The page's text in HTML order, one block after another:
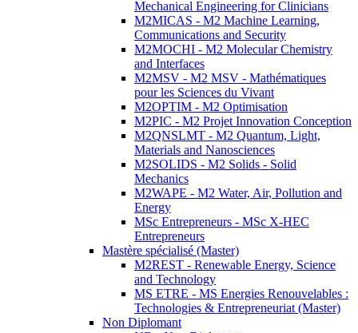
Mechanical Engineering for Clinicians
M2MICAS - M2 Machine Learning,
Communications and Security
M2MOCHI - M2 Molecular Chemistry
and Interfaces
M2MSV - M2 MSV - Mathématiques
pour les Sciences du Vivant
M2OPTIM - M2 Optimisation
M2PIC - M2 Projet Innovation Conception
M2QNSLMT - M2 Quantum, Light,
Materials and Nanosciences
M2SOLIDS - M2 Solids - Solid
Mechanics
M2WAPE - M2 Water, Air, Pollution and
Energy
MSc Entrepreneurs - MSc X-HEC
Entrepreneurs
Mastère spécialisé (Master)
M2REST - Renewable Energy, Science
and Technology
MS ETRE - MS Energies Renouvelables :
Technologies & Entrepreneuriat (Master)
Non Diplomant